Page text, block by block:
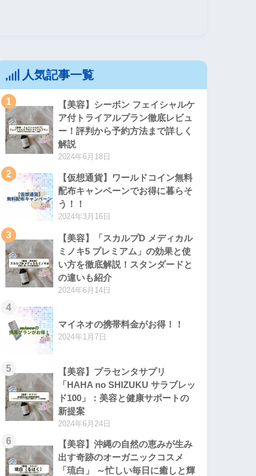
人気記事一覧
1
【美容】シーボン フェイシャルケ
ア付トライアルプラン徹底レビュ
ー！評判から予約方法まで詳しく
解説
2024年6月18日
2
【仮想通貨】ワールドコイン無料
配布キャンペーンでお得に暮らそ
う！！
2024年3月16日
3
【美容】「スカルプD メディカル
ミノキ5 プレミアム」の効果と使
い方を徹底解説！スタンダードと
の違いも紹介
2024年6月14日
4
マイネオの携帯料金がお得！！
2024年1月7日
5
【美容】プラセンタサプリ
「HAHA no SHIZUKU サラブレッ
ド100」：美容と健康サポートの
新提案
2024年6月24日
6
【美容】沖縄の自然の恵みが生み
出す奇跡のオーガニックコスメ
「琉白」 ～忙しい毎日に癒しと輝